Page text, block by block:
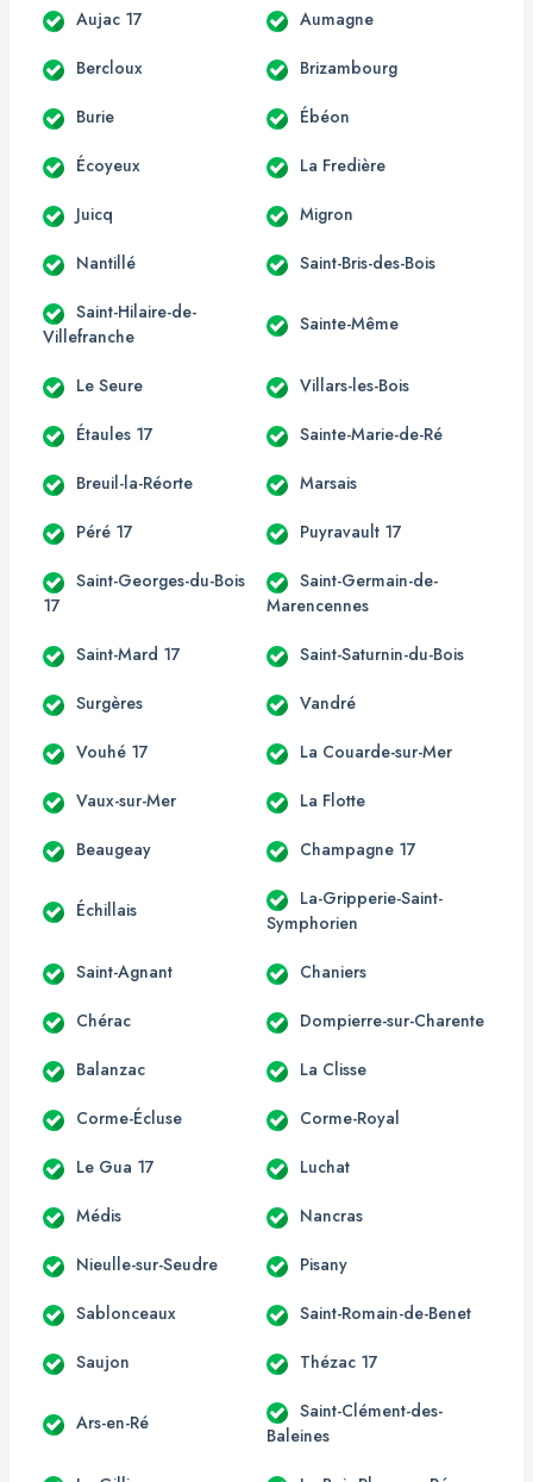
Aujac 17 Aumagne
Bercloux Brizambourg
Burie Ébéon
Écoyeux La Fredière
Juicq Migron
Nantillé Saint-Bris-des-Bois
Saint-Hilaire-de-
Villefranche
Sainte-Même
Le Seure Villars-les-Bois
Étaules 17 Sainte-Marie-de-Ré
Breuil-la-Réorte Marsais
Péré 17 Puyravault 17
Saint-Georges-du-Bois
17
Saint-Germain-de-
Marencennes
Saint-Mard 17 Saint-Saturnin-du-Bois
Surgères Vandré
Vouhé 17 La Couarde-sur-Mer
Vaux-sur-Mer La Flotte
Beaugeay Champagne 17
Échillais
La-Gripperie-Saint-
Symphorien
Saint-Agnant Chaniers
Chérac Dompierre-sur-Charente
Balanzac La Clisse
Corme-Écluse Corme-Royal
Le Gua 17 Luchat
Médis Nancras
Nieulle-sur-Seudre Pisany
Sablonceaux Saint-Romain-de-Benet
Saujon Thézac 17
Ars-en-Ré
Saint-Clément-des-
Baleines